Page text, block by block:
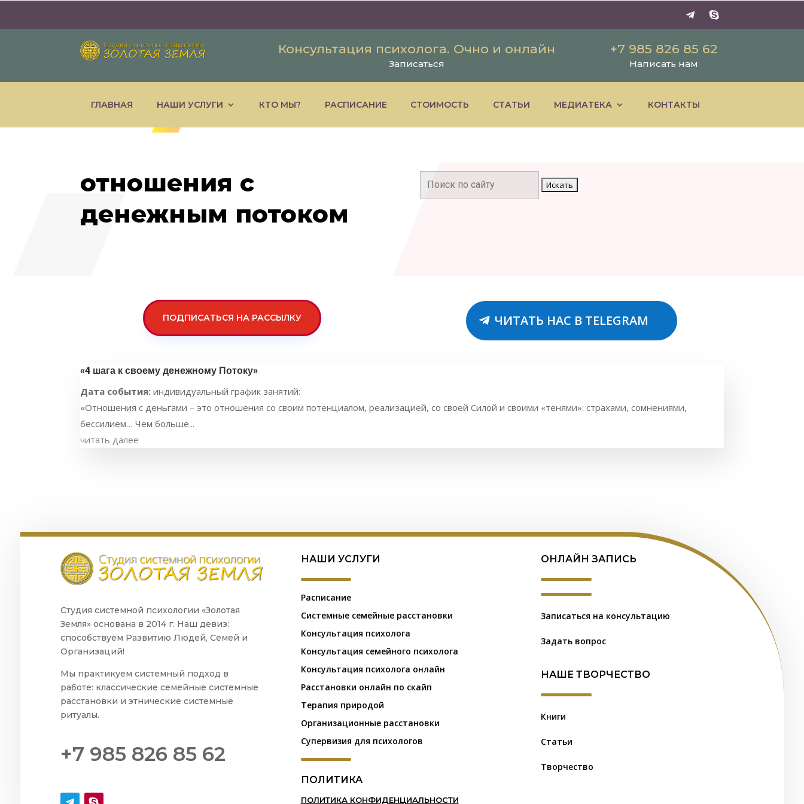
Консультация психолога. Очно и онлайн
Записаться
+7 985 826 85 62
Написать нам
ГЛАВНАЯ НАШИ УСЛУГИ КТО МЫ? РАСПИСАНИЕ СТОИМОСТЬ СТАТЬИ МЕДИАТЕКА КОНТАКТЫ
отношения с
денежным потоком
ПОДПИСАТЬСЯ НА РАССЫЛКУ ЧИТАТЬ НАС В TELEGRAM
«4 шага к своему денежному Потоку»
Дата события:индивидуальный график занятий:
«Отношения с деньгами – это отношения со своим потенциалом, реализацией, со своей Силой и своими «тенями»: страхами, сомнениями,
бессилием… Чем больше...
читать далее
Студия системной психологии «Золотая
Земля» основана в 2014 г. Наш девиз:
способствуем Развитию Людей, Семей и
Организаций!
Мы практикуем системный подход в
работе: классические семейные системные
расстановки и этнические системные
ритуалы.
+7 985 826 85 62
НАШИ УСЛУГИ
Расписание
Системные семейные расстановки
Консультация психолога
Консультация семейного психолога
Консультация психолога онлайн
Расстановки онлайн по скайп
Терапия природой
Организационные расстановки
Супервизия для психологов
ПОЛИТИКА
ПОЛИТИКА КОНФИДЕНЦИАЛЬНОСТИ
ОНЛАЙН ЗАПИСЬ
Записаться на консультацию
Задать вопрос
НАШЕ ТВОРЧЕСТВО
Книги
Статьи
Творчество